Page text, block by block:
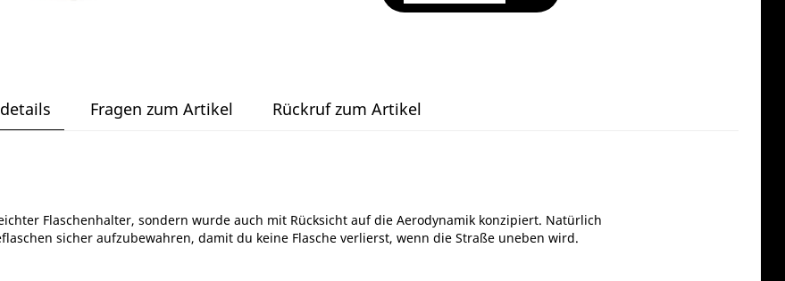
Fragen zum Artikel Rückruf zum Artikel
Flaschenhalter, sondern wurde auch mit Rücksicht auf die Aerodynamik konzipiert. Natürlich
sicher aufzubewahren, damit du keine Flasche verlierst, wenn die Straße uneben wird.